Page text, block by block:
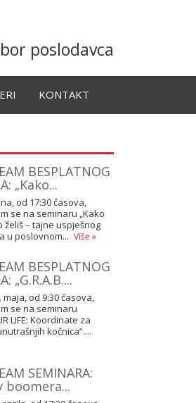
poslodavca
KONTAKT
BESPLATNOG
„Kako...
od 17:30 časova,
se na seminaru „Kako
želiš – tajne uspješnog
u poslovnom... Više »
BESPLATNOG
„G.R.A.B....
maja, od 9:30 časova,
se na seminaru
LIFE: Koordinate za
kočnica”....
SEMINARA:
boomera...